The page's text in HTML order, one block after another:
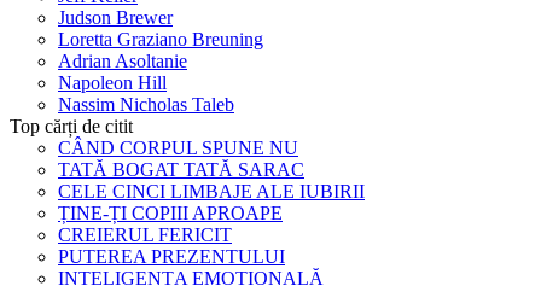
Judson Brewer
Loretta Graziano Breuning
Adrian Asoltanie
Napoleon Hill
Nassim Nicholas Taleb
Top cărți de citit
CÂND CORPUL SPUNE NU
TATĂ BOGAT TATĂ SARAC
CELE CINCI LIMBAJE ALE IUBIRII
ȚINE-ȚI COPIII APROAPE
CREIERUL FERICIT
PUTEREA PREZENTULUI
INTELIGENȚA EMOȚIONALĂ